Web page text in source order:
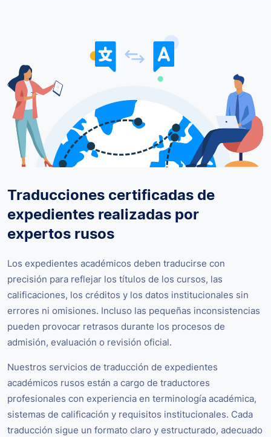
Traducciones certificadas de
expedientes realizadas por
expertos rusos
Los expedientes académicos deben traducirse con
precisión para reflejar los títulos de los cursos, las
calificaciones, los créditos y los datos institucionales sin
errores ni omisiones. Incluso las pequeñas inconsistencias
pueden provocar retrasos durante los procesos de
admisión, evaluación o revisión oficial.
Nuestros servicios de traducción de expedientes
académicos rusos están a cargo de traductores
profesionales con experiencia en terminología académica,
sistemas de calificación y requisitos institucionales. Cada
traducción sigue un formato claro y estructurado, adecuado